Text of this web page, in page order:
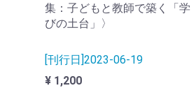
集：子どもと教師で築く「学
びの土台」〉
[刊行日]2023-06-19
¥ 1,200